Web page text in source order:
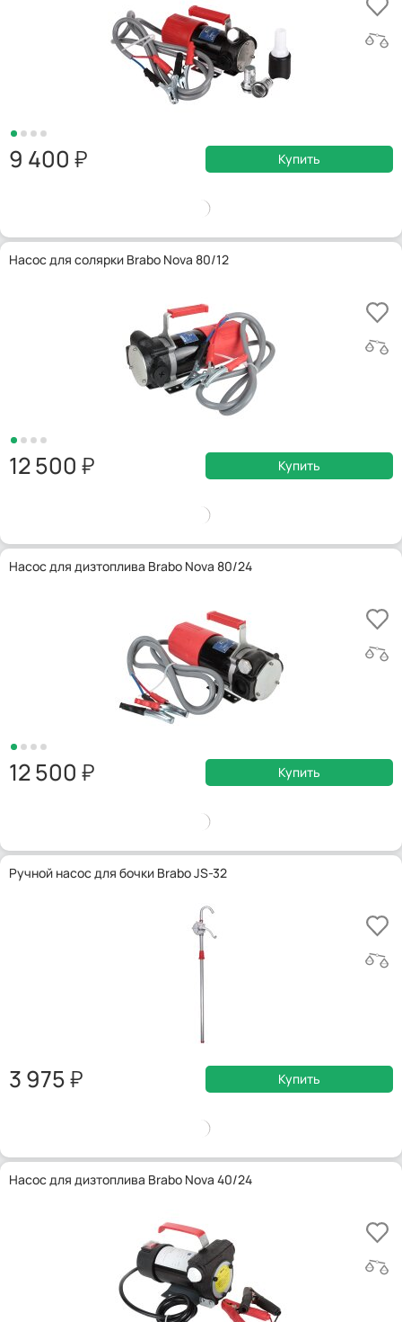
9 400 Купить
Насос для солярки Brabo Nova 80/12
12 500 Купить
Насос для дизтоплива Brabo Nova 80/24
12 500 Купить
Ручной насос для бочки Brabo JS-32
3 975 Купить
Насос для дизтоплива Brabo Nova 40/24